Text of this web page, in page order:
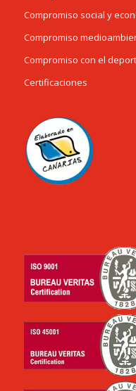
Compromiso social y
Compromiso
Compromiso con el
Certificaciones